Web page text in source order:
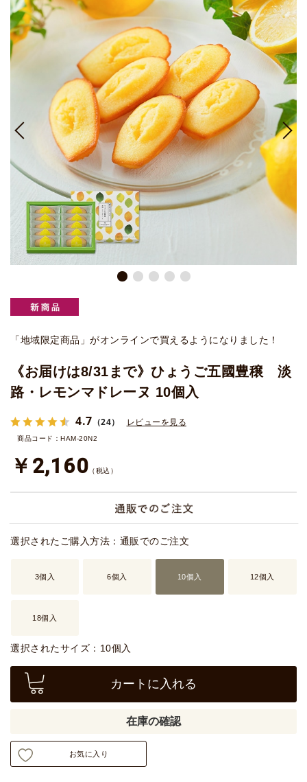
「地域限定商品」がオンラインで買えるようになりました！
《お届けは8/31まで》ひょうご五國豊穣 淡
路・レモンマドレーヌ 10個入
4.7 （24） レビューを見る
商品コード：HAM-20N2
￥2,160 （税込）
選択されたご購入方法：通販でのご注文
3個入 6個入 10個入 12個入
18個入
選択されたサイズ：10個入
カートに入れる
在庫の確認
お気に入り